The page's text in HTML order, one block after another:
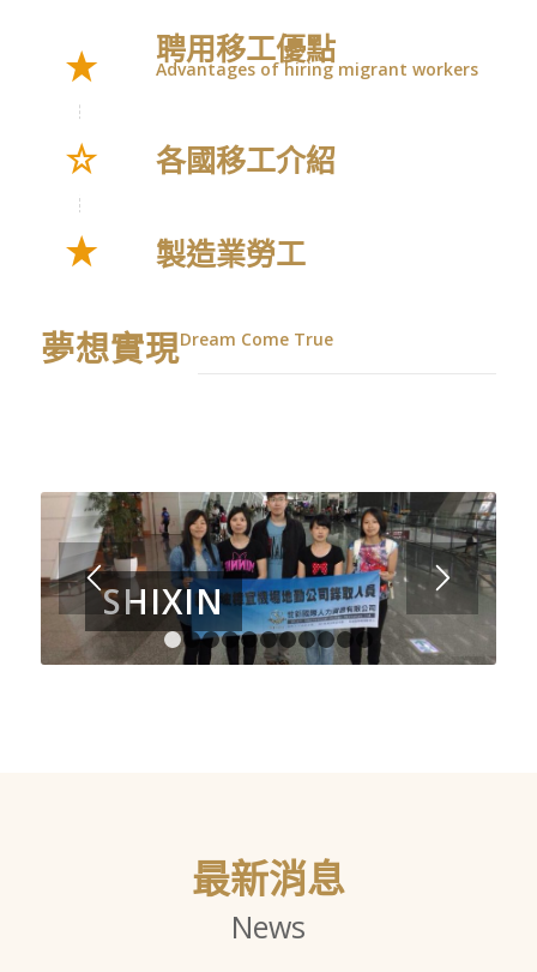
聘用移工優點
Advantages of hiring migrant workers
各國移工介紹
製造業勞工
夢想實現Dream Come True
SHIXIN
1 2 3 4 5 6 7 8 9 1011
最新消息
News